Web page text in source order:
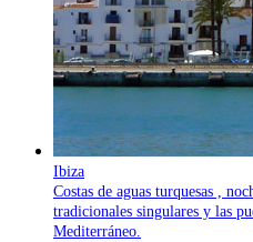
Ibiza
Costas de aguas turquesas ,
tradicionales singulares y las
Mediterráneo.